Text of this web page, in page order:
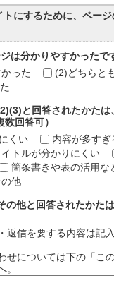
トにするために、ペー
は分かりやすかったで
った
(2)どちらと
と回答されたかたは
回答可）
くい
内容が多すぎ
イトルが分かりにくい
箇条書きや表の活用な
の他
の他と回答されたかた
返信を要する内容は記
せについては下の「こ
。